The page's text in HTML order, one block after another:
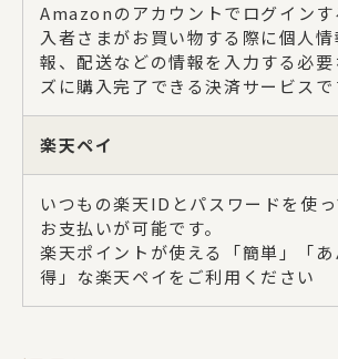
Amazonのアカウントでログインす
入者さまがお買い物する際に個人
報、配送などの情報を入力する必要
ズに購入完了できる決済サービスで
楽天ペイ
いつもの楽天IDとパスワードを使
お支払いが可能です。
楽天ポイントが使える「簡単」「
得」な楽天ペイをご利用ください